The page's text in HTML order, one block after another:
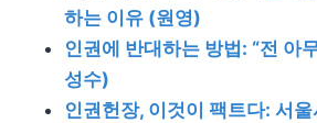
하는 이유 (원영)
인권에 반대하는 방법: “전 아
성수)
인권헌장, 이것이 팩트다: 서